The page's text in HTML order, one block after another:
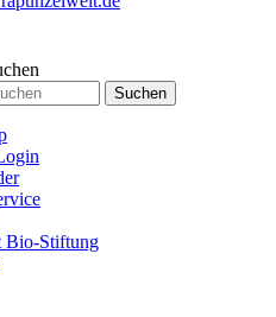
Suchen
Bio-Stiftung